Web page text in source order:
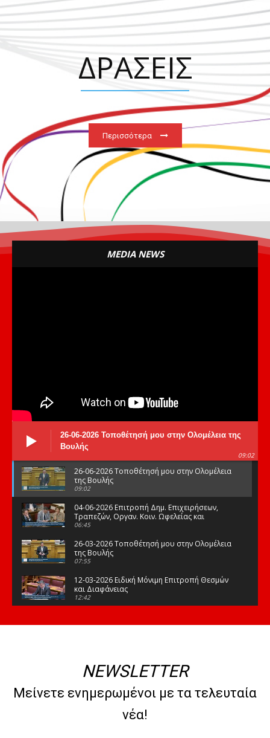
ΔΡΑΣΕΙΣ
Περισσότερα
MEDIA NEWS
26-06-2026 Τοποθέτησή μου στην Ολομέλεια της
Βουλής
09:02
26-06-2026 Τοποθέτησή μου στην Ολομέλεια
της Βουλής
09:02
04-06-2026 Επιτροπή Δημ. Επιχειρήσεων,
Τραπεζών, Οργαν. Κοιν. Ωφελείας και
Φορέων Κοινων. Ασφάλισης
06:45
26-03-2026 Τοποθέτησή μου στην Ολομέλεια
της Βουλής
07:55
12-03-2026 Ειδική Μόνιμη Επιτροπή Θεσμών
και Διαφάνειας
12:42
της Βουλής
08:47
10-02-2026 Διαρκής Επιτροπή Μορφωτικών
Υποθέσεων
NEWSLETTER
Μείνετε ενημερωμένοι με τα τελευταία
νέα!